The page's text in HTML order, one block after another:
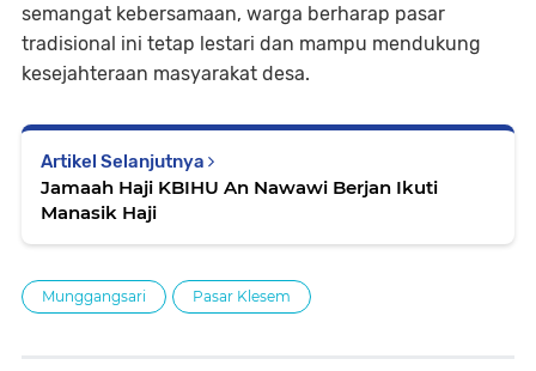
semangat kebersamaan, warga berharap pasar
tradisional ini tetap lestari dan mampu mendukung
kesejahteraan masyarakat desa.
Artikel Selanjutnya
Jamaah Haji KBIHU An Nawawi Berjan Ikuti
Manasik Haji
Munggangsari Pasar Klesem